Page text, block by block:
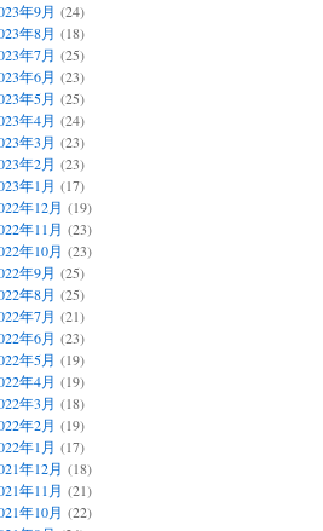
年9月 (24)
年8月 (18)
年7月 (25)
年6月 (23)
年5月 (25)
年4月 (24)
年3月 (23)
年2月 (23)
年1月 (17)
年12月 (19)
年11月 (23)
年10月 (23)
年9月 (25)
年8月 (25)
年7月 (21)
年6月 (23)
年5月 (19)
年4月 (19)
年3月 (18)
年2月 (19)
年1月 (17)
年12月 (18)
年11月 (21)
年10月 (22)